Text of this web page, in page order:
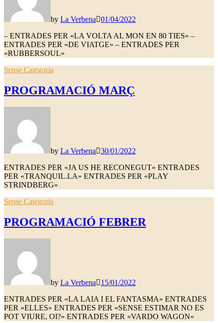
by La Verbena
01/04/2022
– ENTRADES PER «LA VOLTA AL MON EN 80 TIES» –
ENTRADES PER «DE VIATGE» – ENTRADES PER
«RUBBERSOUL»
Sense Categoria
PROGRAMACIÓ MARÇ
by La Verbena
30/01/2022
ENTRADES PER «JA US HE RECONEGUT» ENTRADES
PER «TRANQUIL.LA» ENTRADES PER «PLAY
STRINDBERG»
Sense Categoria
PROGRAMACIÓ FEBRER
by La Verbena
15/01/2022
ENTRADES PER «LA LAIA I EL FANTASMA» ENTRADES
PER «ELLES» ENTRADES PER «SENSE ESTIMAR NO ES
POT VIURE, OI?» ENTRADES PER «VARDO WAGON»